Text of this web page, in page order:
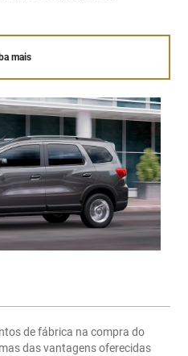
mais
de fábrica na compra do
das vantagens oferecidas